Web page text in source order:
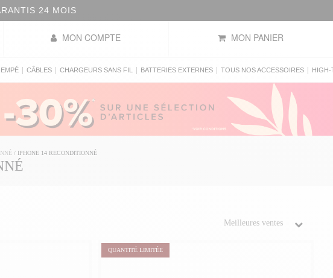
24 MOIS
MON COMPTE MON PANIER
CÂBLES CHARGEURS SANS FIL BATTERIES EXTERNES TOUS NOS ACCESSOIRES HIGH-
/ IPHONE 14 RECONDITIONNÉ
QUANTITÉ LIMITÉE